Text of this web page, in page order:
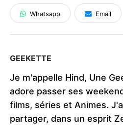
Whatsapp Email
GEEKETTE
Je m'appelle Hind, Une
adore passer ses
films, séries et Animes.
partager, dans un esprit